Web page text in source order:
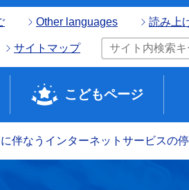
Other languages 読み上
サイトマップ
こどもページ
伴なうインターネットサービスの